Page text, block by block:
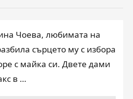
Чоева, любимата на
сърцето му с избора
с майка си. Двете дами
в …